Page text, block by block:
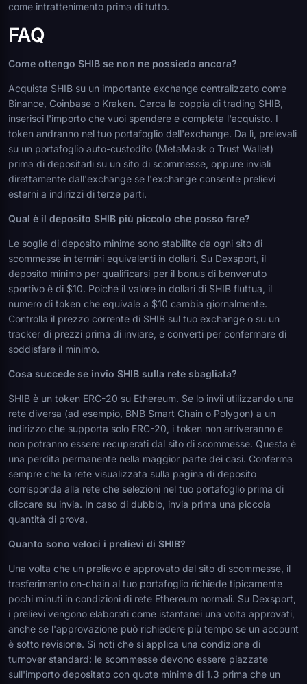
come intrattenimento prima di tutto.
FAQ
Come ottengo SHIB se non ne possiedo ancora?
Acquista SHIB su un importante exchange centralizzato come
Binance, Coinbase o Kraken. Cerca la coppia di trading SHIB,
inserisci l'importo che vuoi spendere e completa l'acquisto. I
token andranno nel tuo portafoglio dell'exchange. Da lì, prelevali
su un portafoglio auto-custodito (MetaMask o Trust Wallet)
prima di depositarli su un sito di scommesse, oppure inviali
direttamente dall'exchange se l'exchange consente prelievi
esterni a indirizzi di terze parti.
Qual è il deposito SHIB più piccolo che posso fare?
Le soglie di deposito minime sono stabilite da ogni sito di
scommesse in termini equivalenti in dollari. Su Dexsport, il
deposito minimo per qualificarsi per il bonus di benvenuto
sportivo è di $10. Poiché il valore in dollari di SHIB fluttua, il
numero di token che equivale a $10 cambia giornalmente.
Controlla il prezzo corrente di SHIB sul tuo exchange o su un
tracker di prezzi prima di inviare, e converti per confermare di
soddisfare il minimo.
Cosa succede se invio SHIB sulla rete sbagliata?
SHIB è un token ERC-20 su Ethereum. Se lo invii utilizzando una
rete diversa (ad esempio, BNB Smart Chain o Polygon) a un
indirizzo che supporta solo ERC-20, i token non arriveranno e
non potranno essere recuperati dal sito di scommesse. Questa è
una perdita permanente nella maggior parte dei casi. Conferma
sempre che la rete visualizzata sulla pagina di deposito
corrisponda alla rete che selezioni nel tuo portafoglio prima di
cliccare su invia. In caso di dubbio, invia prima una piccola
quantità di prova.
Quanto sono veloci i prelievi di SHIB?
Una volta che un prelievo è approvato dal sito di scommesse, il
trasferimento on-chain al tuo portafoglio richiede tipicamente
pochi minuti in condizioni di rete Ethereum normali. Su Dexsport,
i prelievi vengono elaborati come istantanei una volta approvati,
anche se l'approvazione può richiedere più tempo se un account
è sotto revisione. Si noti che si applica una condizione di
turnover standard: le scommesse devono essere piazzate
sull'importo depositato con quote minime di 1.3 prima che un